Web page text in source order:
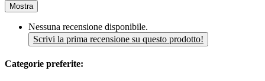
Mostra
Nessuna recensione disponibile.
Scrivi la prima recensione su questo prodotto!
Categorie preferite: